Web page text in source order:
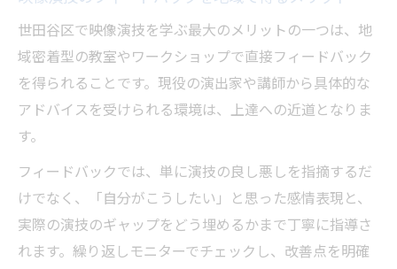
世田谷区で映像演技を学ぶ最大のメリットの一つは、地
域密着型の教室やワークショップで直接フィードバック
を得られることです。現役の演出家や講師から具体的な
アドバイスを受けられる環境は、上達への近道となりま
す。
フィードバックでは、単に演技の良し悪しを指摘するだ
けでなく、「自分がこうしたい」と思った感情表現と、
実際の演技のギャップをどう埋めるかまで丁寧に指導さ
れます。繰り返しモニターでチェックし、改善点を明確